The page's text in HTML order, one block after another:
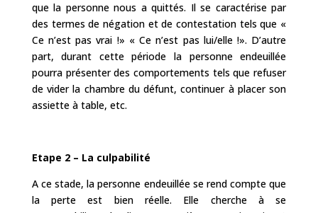
que la personne nous a quittés. Il se caractérise par
des termes de négation et de contestation tels que «
Ce n’est pas vrai !» « Ce n’est pas lui/elle !». D’autre
part, durant cette période la personne endeuillée
pourra présenter des comportements tels que refuser
de vider la chambre du défunt, continuer à placer son
assiette à table, etc.
Etape 2 – La culpabilité
A ce stade, la personne endeuillée se rend compte que
la perte est bien réelle. Elle cherche à se